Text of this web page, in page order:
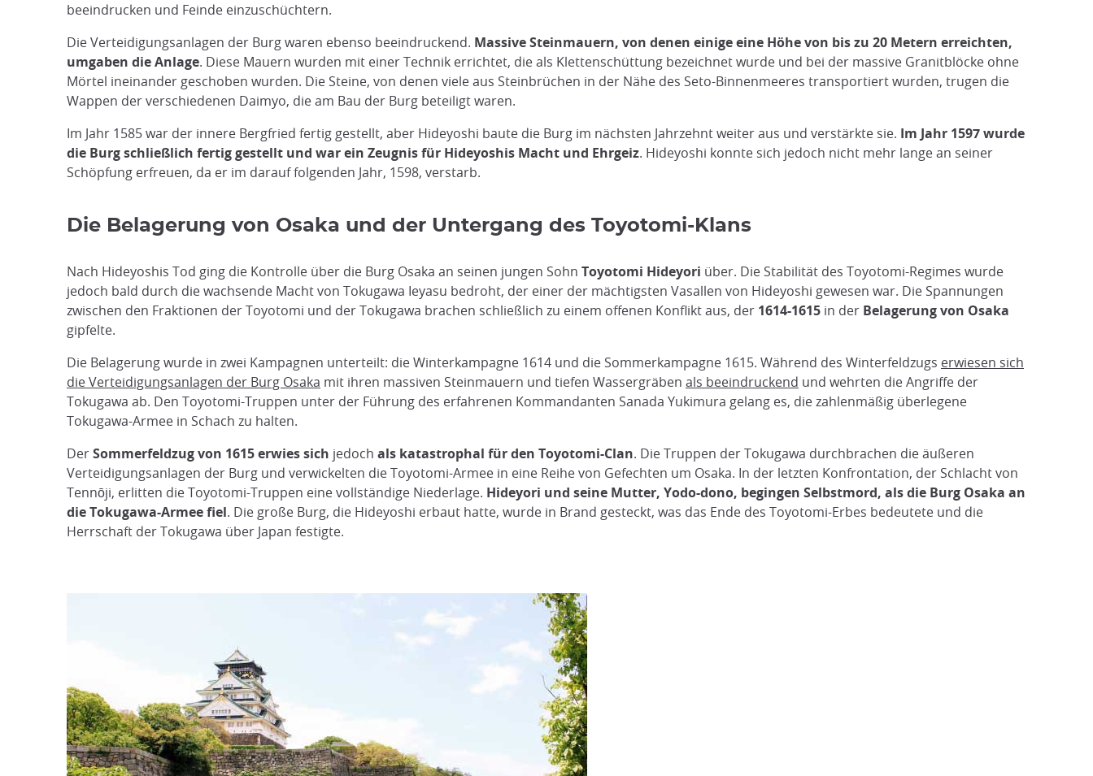
beeindrucken und Feinde einzuschüchtern.
Die Verteidigungsanlagen der Burg waren ebenso beeindruckend. Massive Steinmauern, von denen einige eine Höhe von bis zu 20 Metern erreichten,
umgaben die Anlage. Diese Mauern wurden mit einer Technik errichtet, die als Klettenschüttung bezeichnet wurde und bei der massive Granitblöcke ohne
Mörtel ineinander geschoben wurden. Die Steine, von denen viele aus Steinbrüchen in der Nähe des Seto-Binnenmeeres transportiert wurden, trugen die
Wappen der verschiedenen Daimyo, die am Bau der Burg beteiligt waren.
Im Jahr 1585 war der innere Bergfried fertig gestellt, aber Hideyoshi baute die Burg im nächsten Jahrzehnt weiter aus und verstärkte sie. Im Jahr 1597 wurde
die Burg schließlich fertig gestellt und war ein Zeugnis für Hideyoshis Macht und Ehrgeiz. Hideyoshi konnte sich jedoch nicht mehr lange an seiner
Schöpfung erfreuen, da er im darauf folgenden Jahr, 1598, verstarb.
Die Belagerung von Osaka und der Untergang des Toyotomi-Klans
Nach Hideyoshis Tod ging die Kontrolle über die Burg Osaka an seinen jungen Sohn Toyotomi Hideyori über. Die Stabilität des Toyotomi-Regimes wurde
jedoch bald durch die wachsende Macht von Tokugawa Ieyasu bedroht, der einer der mächtigsten Vasallen von Hideyoshi gewesen war. Die Spannungen
zwischen den Fraktionen der Toyotomi und der Tokugawa brachen schließlich zu einem offenen Konflikt aus, der 1614-1615 in der Belagerung von Osaka
gipfelte.
Die Belagerung wurde in zwei Kampagnen unterteilt: die Winterkampagne 1614 und die Sommerkampagne 1615. Während des Winterfeldzugs erwiesen sich
die Verteidigungsanlagen der Burg Osaka mit ihren massiven Steinmauern und tiefen Wassergräben als beeindruckend und wehrten die Angriffe der
Tokugawa ab. Den Toyotomi-Truppen unter der Führung des erfahrenen Kommandanten Sanada Yukimura gelang es, die zahlenmäßig überlegene
Tokugawa-Armee in Schach zu halten.
DerSommerfeldzug von 1615 erwies sich jedoch als katastrophal für den Toyotomi-Clan. Die Truppen der Tokugawa durchbrachen die äußeren
Verteidigungsanlagen der Burg und verwickelten die Toyotomi-Armee in eine Reihe von Gefechten um Osaka. In der letzten Konfrontation, der Schlacht von
Tennōji, erlitten die Toyotomi-Truppen eine vollständige Niederlage. Hideyori und seine Mutter, Yodo-dono, begingen Selbstmord, als die Burg Osaka an
die Tokugawa-Armee fiel. Die große Burg, die Hideyoshi erbaut hatte, wurde in Brand gesteckt, was das Ende des Toyotomi-Erbes bedeutete und die
Herrschaft der Tokugawa über Japan festigte.